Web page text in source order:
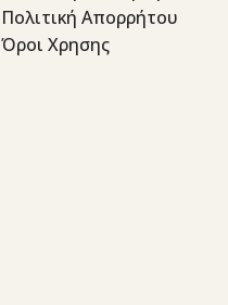
Πολιτική Απορρήτου
Όροι Χρησης